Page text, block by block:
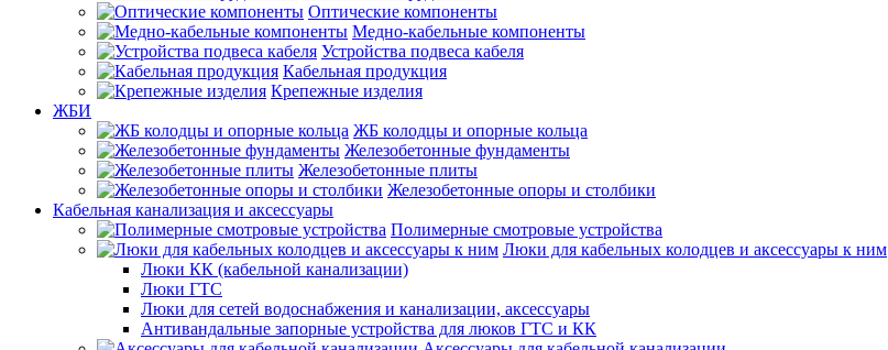
Оптические компоненты
Медно-кабельные компоненты
Устройства подвеса кабеля
Кабельная продукция
Крепежные изделия
ЖБИ
ЖБ колодцы и опорные кольца
Железобетонные фундаменты
Железобетонные плиты
Железобетонные опоры и столбики
Кабельная канализация и аксессуары
Полимерные смотровые устройства
Люки для кабельных колодцев и аксессуары к ним
Люки КК (кабельной канализации)
Люки ГТС
Люки для сетей водоснабжения и канализации, аксессуары
Антивандальные запорные устройства для люков ГТС и КК